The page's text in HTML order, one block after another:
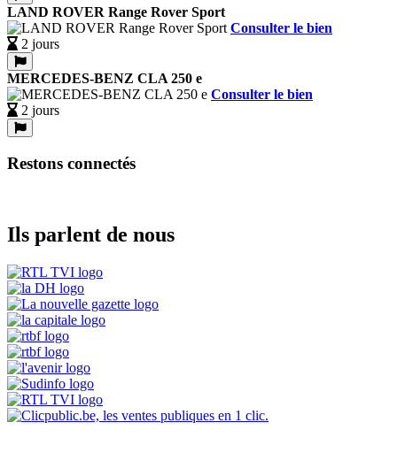
LAND ROVER Range Rover Sport
Consulter le bien
2 jours
MERCEDES-BENZ CLA 250 e
Consulter le bien
2 jours
Restons connectés
Ils parlent de nous